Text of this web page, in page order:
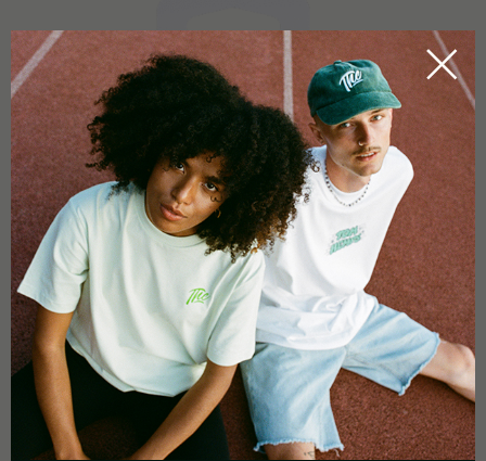
PAX
PAX HALF PACK OVEN LID
€12,00